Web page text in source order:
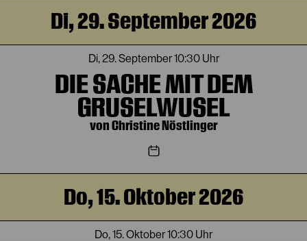
Di, 29. September 2026
Di, 29. September10:30 Uhr
DIE SACHE MIT DEM
GRUSELWUSEL
von Christine Nöstlinger
Do, 15. Oktober 2026
Do, 15. Oktober10:30 Uhr